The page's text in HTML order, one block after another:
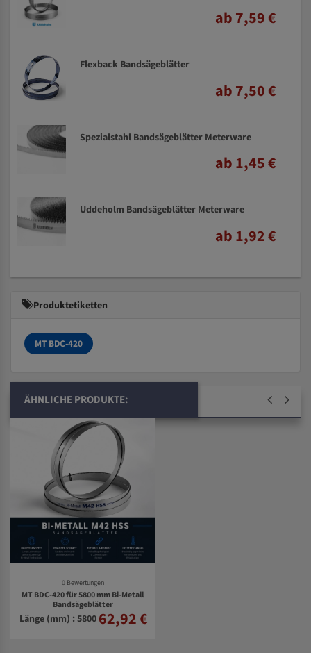
ab 7,59 €
Flexback Bandsägeblätter
ab 7,50 €
Spezialstahl Bandsägeblätter Meterware
ab 1,45 €
Uddeholm Bandsägeblätter Meterware
ab 1,92 €
Produktetiketten
MT BDC-420
ÄHNLICHE PRODUKTE:
0 Bewertungen
MT BDC-420 für 5800 mm Bi-Metall
Bandsägeblätter
Länge (mm) : 5800 62,92 €